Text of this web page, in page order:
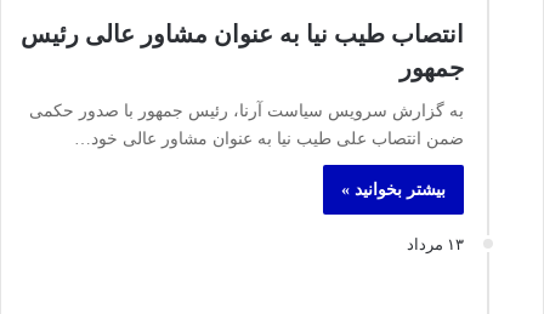
انتصاب طیب‌ نیا به عنوان مشاور عالی رئیس
جمهور
به گزارش سرویس سیاست آرنا، رئیس جمهور با صدور حکمی
ضمن انتصاب علی طیب‌ نیا به عنوان مشاور عالی خود…
بیشتر بخوانید »
۱۳ مرداد